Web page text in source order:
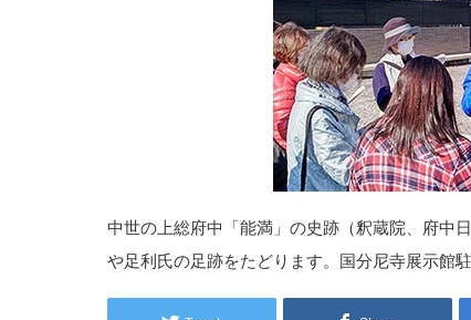
中世の上総府中「能満」の史跡（釈蔵院、府中
や足利氏の足跡をたどります。国分尼寺展示館